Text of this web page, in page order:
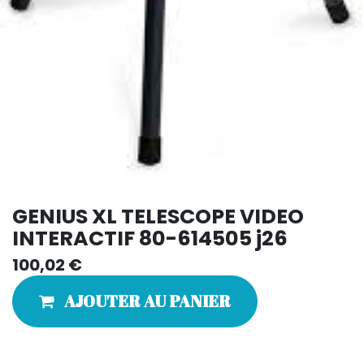
GENIUS XL TELESCOPE VIDEO
INTERACTIF 80-614505 j26
100,02 €
AJOUTER AU PANIER